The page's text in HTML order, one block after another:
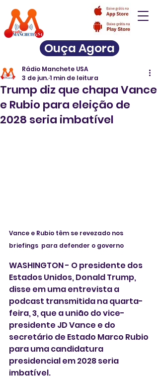
Ouça Agora
Trump diz que chapa Vance
e Rubio para eleição de
2028 seria imbatível
Rádio Manchete USA
3 de jun.1 min de leitura
Vance e Rubio têm se revezado nos
briefings  para defender o governo
WASHINGTON - O presidente dos
Estados Unidos, ‌Donald Trump,
disse em uma entrevista a
podcast transmitida na quarta-
feira, 3, que a união do vice-
presidente JD Vance e do
secretário de Estado Marco Rubio
para uma candidatura
⁠presidencial em 2028 seria
imbatível.